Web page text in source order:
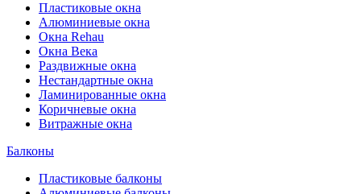
Пластиковые окна
Алюминиевые окна
Окна Rehau
Окна Века
Раздвижные окна
Нестандартные окна
Ламинированные окна
Коричневые окна
Витражные окна
Балконы
Пластиковые балконы